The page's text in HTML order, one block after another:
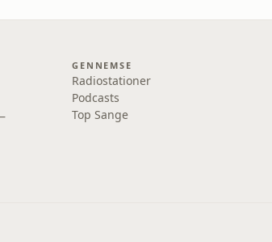
GENNEMSE
Radiostationer
Podcasts
Top Sange